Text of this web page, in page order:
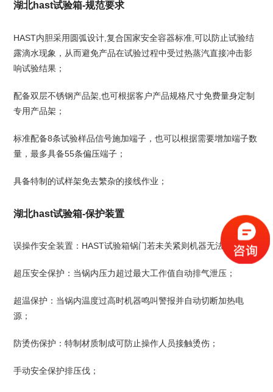
湖北hast试验箱-规范要求
HAST内胆采用圆弧设计,复合国家安全容器标准,可以防止试验结
露滴水现象，从而避免产品在试验过程中受过热蒸汽直接冲击影
响试验结果；
配备双层不锈钢产品架,也可根据客户产品规格尺寸免费量身定制
专用产品架；
标准配备8条试验样品信号施加端子，也可以根据需要增加端子数
量，最多具备55条偏压端子；
具备特制的试样架免去繁杂的接线作业；
湖北hast试验箱-保护装置
误操作安全装置：HAST试验箱锅门若未关紧则机器无法启动；
超压安全保护：当锅内压力超过最大工作值自动排气泄压；
超温保护：当锅内温度过高时机器鸣叫警报并自动切断加热电
源；
防烫伤保护：特制材质制成可防止操作人员接触烫伤；
手动安全保护排压伐；